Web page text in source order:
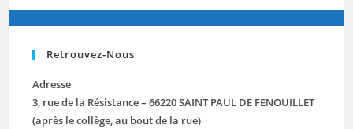
Retrouvez-Nous
Adresse
3, rue de la Résistance – 66220 SAINT PAUL DE FENOUILLET
(après le collège, au bout de la rue)